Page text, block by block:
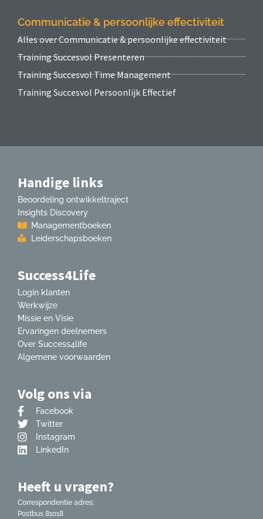
Communicatie & persoonlijke effectiviteit
Alles over Communicatie & persoonlijke effectiviteit
Training Succesvol Presenteren
Training Succesvol Time Management
Training Succesvol Persoonlijk Effectief
Handige links
Beoordeling ontwikkeltraject
Insights Discovery
Managementboeken
Leiderschapsboeken
Success4Life
Login klanten
Werkwijze
Missie en Visie
Ervaringen deelnemers
Over Success4life
Algemene voorwaarden
Volg ons via
Facebook
Twitter
Instagram
LinkedIn
Heeft u vragen?
Correspondentie adres:
Postbus 81018